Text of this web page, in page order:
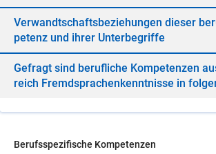
Ver­wandt­schafts­be­zie­hun­gen die­ser
pe­tenz und ih­rer Un­ter­be­grif­fe
Ge­fragt sind be­ruf­li­che Kom­pe­ten­zen
reich Fremd­spra­chen­kennt­nis­se in
Berufsspezifische Kompetenzen